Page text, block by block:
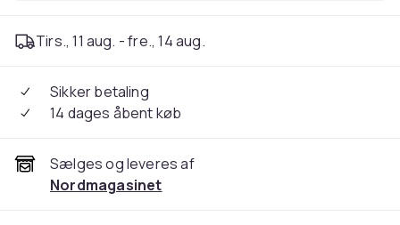
Tirs., 11 aug. - fre., 14 aug.
Sikker betaling
14 dages åbent køb
Sælges og leveres af
Nordmagasinet